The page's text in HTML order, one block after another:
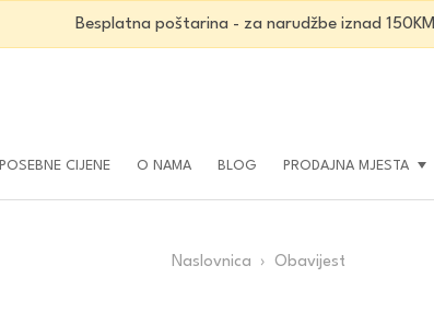
Besplatna poštarina - za narudžbe iznad
POSEBNE CIJENE O NAMA BLOG PRODAJNA MJESTA
Naslovnica › Obavijest